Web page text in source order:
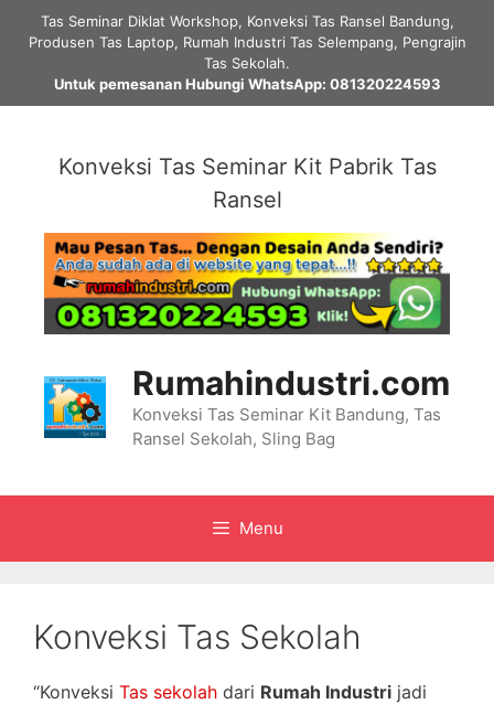
Tas Seminar Diklat Workshop, Konveksi Tas Ransel Bandung,
Produsen Tas Laptop, Rumah Industri Tas Selempang, Pengrajin
Tas Sekolah.
Untuk pemesanan Hubungi WhatsApp: 081320224593
Konveksi Tas Seminar Kit Pabrik Tas
Ransel
Rumahindustri.com
Konveksi Tas Seminar Kit Bandung, Tas
Ransel Sekolah, Sling Bag
Menu
Konveksi Tas Sekolah
“Konveksi Tas sekolah dari Rumah Industri jadi